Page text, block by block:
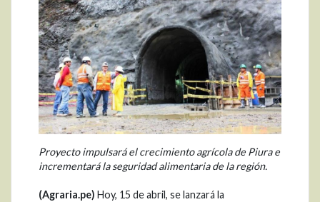
Proyecto impulsará el crecimiento agrícola de Piura e
incrementará la seguridad alimentaria de la región.
(Agraria.pe) Hoy, 15 de abril, se lanzará la